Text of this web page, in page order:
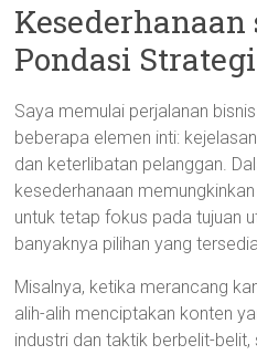
Kesederhanaan
Pondasi
Saya memulai perjalanan
beberapa elemen inti:
dan keterlibatan pelanggan.
kesederhanaan
untuk tetap fokus pada tujuan
banyaknya pilihan yang
Misalnya, ketika merancang
alih-alih menciptakan konten
industri dan taktik berbelit-